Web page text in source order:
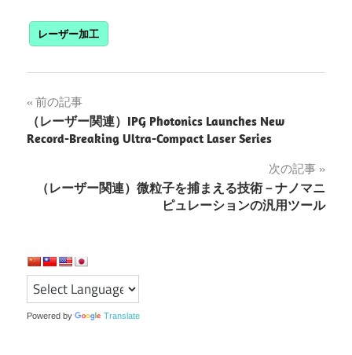
レーザー加工
投
稿
ビ
ー
シ
ョ
前の記事
（レーザー関連）IPG Photonics Launches New
Record-Breaking Ultra-Compact Laser Series
次の記事
（レーザー関連）微粒子を捕まえる技術－ナノマニ
ピュレーションの汎用ツール
Powered by Translate